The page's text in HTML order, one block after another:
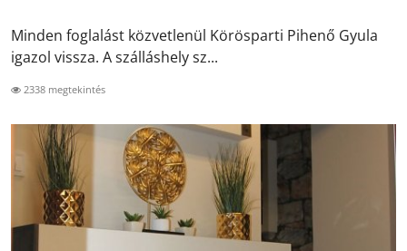
Minden foglalást közvetlenül Körösparti Pihenő Gyula
igazol vissza. A szálláshely sz...
2338 megtekintés